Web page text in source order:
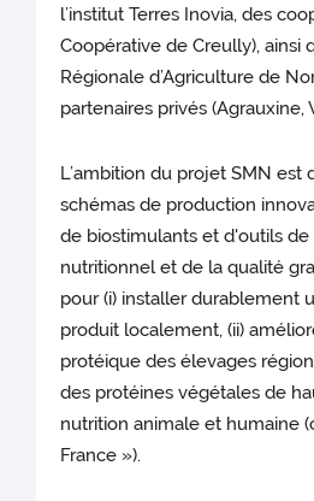
l’institut Terres Inovia, des
Coopérative de Creully), ainsi
Régionale d’Agriculture de
partenaires privés (Agrauxine,
L’ambition du projet SMN est
schémas de production
de biostimulants et d'outils
nutritionnel et de la qualité
pour (i) installer durablement
produit localement, (ii)
protéique des élevages
des protéines végétales de
nutrition animale et humaine
France »).